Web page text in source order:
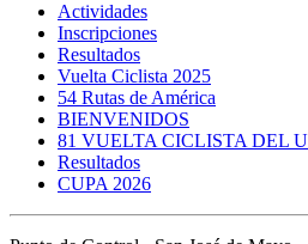
Actividades
Inscripciones
Resultados
Vuelta Ciclista 2025
54 Rutas de América
BIENVENIDOS
81 VUELTA CICLISTA DEL
Resultados
CUPA 2026